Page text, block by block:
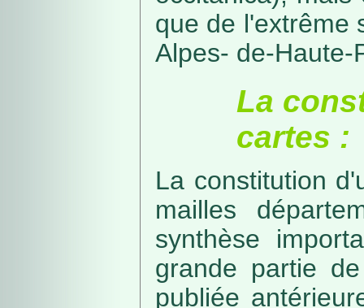
que de l'extrême
Alpes- de-Haute-
La
cartes :
La constitution
mailles
synthèse
grande partie
publiée